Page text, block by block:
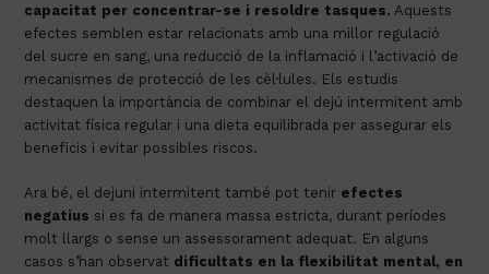
capacitat per concentrar-se i resoldre tasques. Aquests
efectes semblen estar relacionats amb una millor regulació
del sucre en sang, una reducció de la inflamació i l’activació de
mecanismes de protecció de les cèl·lules. Els estudis
destaquen la importància de combinar el dejú intermitent amb
activitat física regular i una dieta equilibrada per assegurar els
beneficis i evitar possibles riscos.
Ara bé, el dejuni intermitent també pot tenir efectes
negatius si es fa de manera massa estricta, durant períodes
molt llargs o sense un assessorament adequat. En alguns
casos s’han observat dificultats en la flexibilitat mental, en